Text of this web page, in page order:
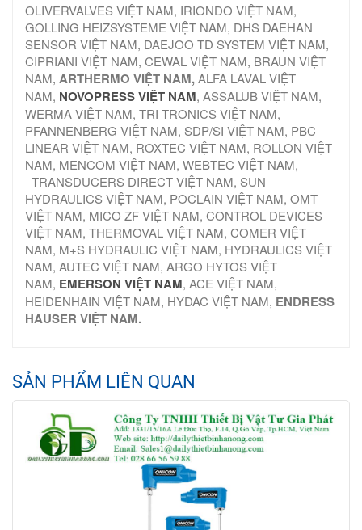
OLIVERVALVES VIỆT NAM, IRIONDO VIỆT NAM,
GOLLING HEIZSYSTEME VIỆT NAM, DHS DAEHAN
SENSOR VIỆT NAM, DAEJOO TD SYSTEM VIỆT NAM,
CIPRIANI VIỆT NAM, CEWAL VIỆT NAM, BRAUN VIỆT
NAM, ARTHERMO VIỆT NAM,ALFA LAVAL VIỆT
NAM, NOVOPRESS VIỆT NAM, ASSALUB VIỆT NAM,
WERMA VIỆT NAM, TRI TRONICS VIỆT NAM,
PFANNENBERG VIỆT NAM, SDP/SI VIỆT NAM, PBC
LINEAR VIỆT NAM, ROXTEC VIỆT NAM, ROLLON VIỆT
NAM, MENCOM VIỆT NAM, WEBTEC VIỆT NAM,
TRANSDUCERS DIRECT VIỆT NAM, SUN
HYDRAULICS VIỆT NAM, POCLAIN VIỆT NAM, OMT
VIỆT NAM, MICO ZF VIỆT NAM, CONTROL DEVICES
VIỆT NAM, THERMOVAL VIỆT NAM, COMER VIỆT
NAM, M+S HYDRAULIC VIỆT NAM, HYDRAULICS VIỆT
NAM, AUTEC VIỆT NAM, ARGO HYTOS VIỆT
NAM, EMERSON VIỆT NAM, ACE VIỆT NAM,
HEIDENHAIN VIỆT NAM, HYDAC VIỆT NAM, ENDRESS
HAUSER VIỆT NAM.
SẢN PHẨM LIÊN QUAN